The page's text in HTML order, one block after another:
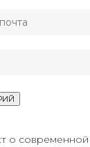
о современной